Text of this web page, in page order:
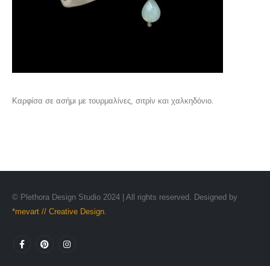
Καρφίσα σε ασήμι με τουρμαλίνες, σιτρίν και χαλκηδόνιο.
© Plethora Design Studio 2024 | All rights reserved. Designed by
*mevart // Creative Design.